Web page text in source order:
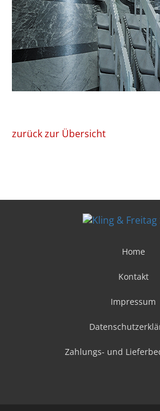
zurück zur Übersicht
Home
Kontakt
Impressum
Zahlungs- und